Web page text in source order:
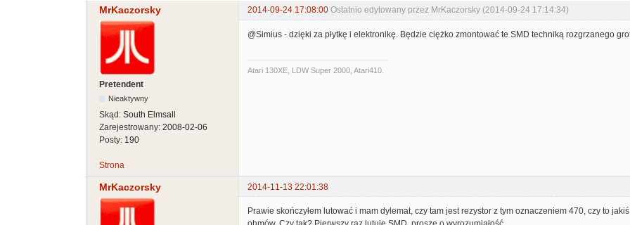
MrKaczorsky 2014-09-24 17:08:00 Ostatnio edytowany przez MrKaczorsky (2014-09-24 17:14:34)
Pretendent
Nieaktywny
Skąd: South Elmsall
Zarejestrowany: 2008-02-06
Posty: 190
@Simius - dzięki za płytkę i elektronikę. Będzie ciężko zmontować te SMD techniką rozgrzanego
Atari 130XE, LDW Super 2000, Atari410.
Strona
MrKaczorsky 2014-11-13 22:01:38
Prawie skończyłem lutować i mam dylemat, czy tam jest rezystor z tym oznaczeniem 470, czy to